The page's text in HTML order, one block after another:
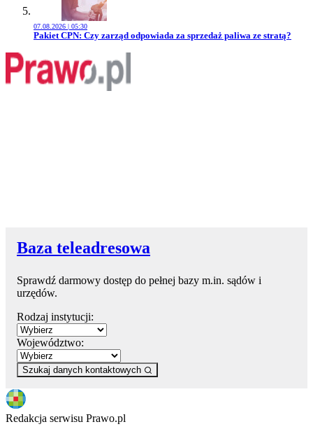
07.08.2026 | 05:30
Przejdź do artykułu:
Pakiet CPN: Czy zarząd odpowiada za sprzedaż paliwa ze stratą?
Baza teleadresowa
Sprawdź darmowy dostęp do pełnej bazy m.in. sądów i
urzędów.
Rodzaj instytucji:
Województwo:
Szukaj danych kontaktowych
Redakcja serwisu Prawo.pl